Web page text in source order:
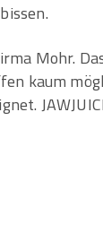
Mohr.
kaum